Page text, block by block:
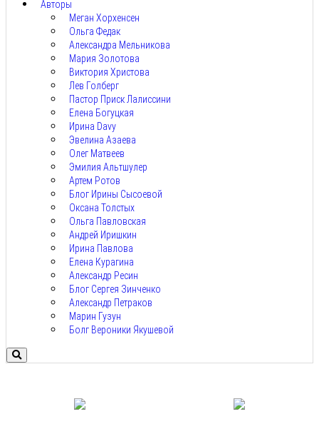
Авторы
Меган Хорхенсен
Ольга Федак
Александра Мельникова
Мария Золотова
Виктория Христова
Лев Голберг
Пастор Приск Лалиссини
Елена Богуцкая
Ирина Davy
Эвелина Азаева
Олег Матвеев
Эмилия Альтшулер
Артем Ротов
Блог Ирины Сысоевой
Оксана Толстых
Ольга Павловская
Андрей Иришкин
Ирина Павлова
Елена Курагина
Александр Ресин
Блог Сергея Зинченко
Александр Петраков
Марин Гузун
Болг Вероники Якушевой